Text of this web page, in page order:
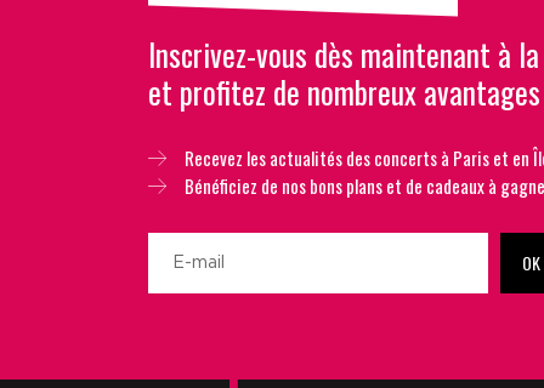
Inscrivez-vous dès maintenant à
et profitez de nombreux avantages
Recevez les actualités des concerts à Paris et en
Bénéficiez de nos bons plans et de cadeaux à
OK